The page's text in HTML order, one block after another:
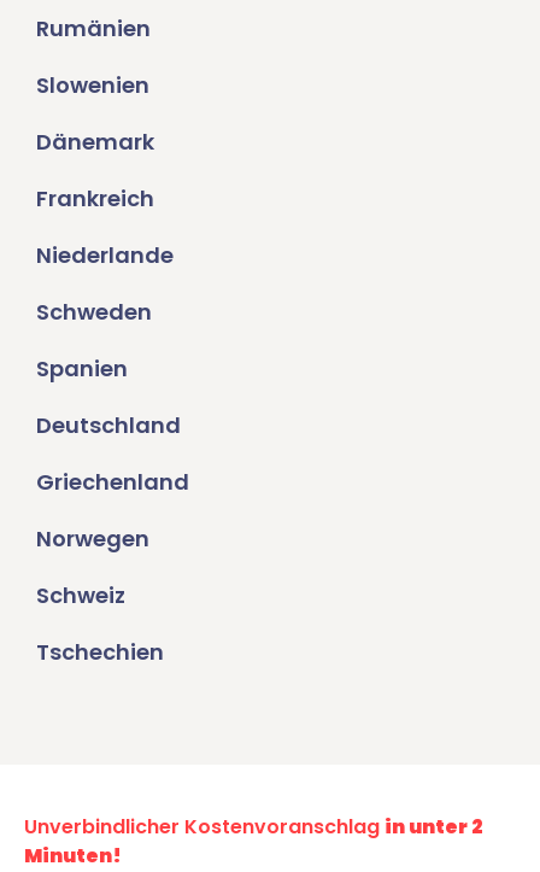
Rumänien
Slowenien
Dänemark
Frankreich
Niederlande
Schweden
Spanien
Deutschland
Griechenland
Norwegen
Schweiz
Tschechien
Unverbindlicher Kostenvoranschlag in unter 2
Minuten!